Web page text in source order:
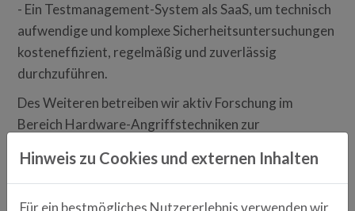
- Ein Testmanagement-System als SaaS, um technisch
aufwendige und komplexe Sicherheitsuntersuchungen
kosteneffizient, regelmäßig und zuverlässig
durchzuführen.
Des Weiteren betreiben wir aktiv Forschung im
Bereich Hardware-Angriffstechniken zur
Dienstleistungen.
Hinweis zu Cookies und externen Inhalten
Für ein bestmögliches Nutzererlebnis verwenden wir